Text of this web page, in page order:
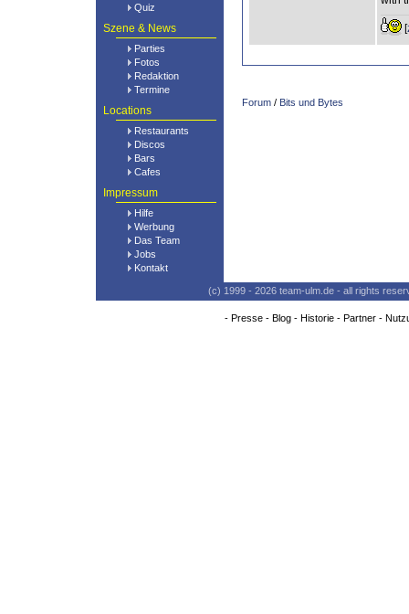
Quiz
Szene & News
Parties
Fotos
Redaktion
Termine
Locations
Restaurants
Discos
Bars
Cafes
Impressum
Hilfe
Werbung
Das Team
Jobs
Kontakt
[
Forum / Bits und Bytes
(c) 1999 - 2026 team-ulm.de - all rights
- Presse- Blog- Historie- Partner-